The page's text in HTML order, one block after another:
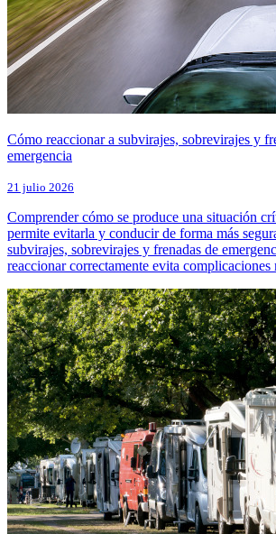
Cómo reaccionar a subvirajes, sobrevirajes y
emergencia
21 julio 2026
Comprender cómo se produce una situación
permite evitarla y conducir de forma más
subvirajes, sobrevirajes y frenadas de
reaccionar correctamente evita complicaciones